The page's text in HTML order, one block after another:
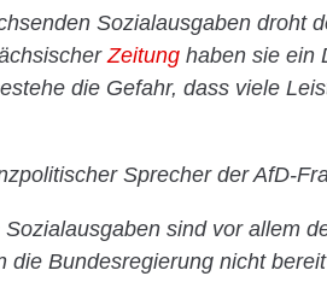
Sozialausgaben droht
Zeitung haben sie ein
die Gefahr, dass viele
Sprecher der AfD-
Sozialausgaben sind vor allem
die Bundesregierung nicht